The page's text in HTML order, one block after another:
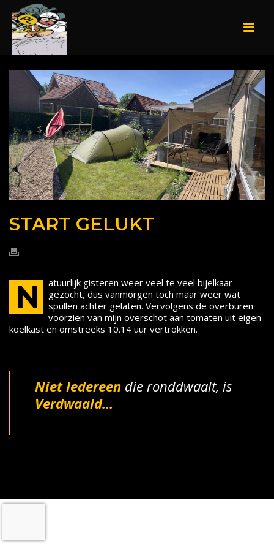
START GELUKT
N
atuurlijk gisteren weer veel te veel bijelkaar
gezocht, dus vanmorgen toch maar weer wat
spullen achter gelaten. Vervolgens de overburen
voorzien van mijn overschot aan tomaten uit eigen
koelkast en omstreeks 10.14 uur vertrokken.
Niet Iedereen die ronddwaalt, is
Verdwaald…